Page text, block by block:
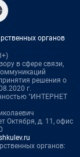
органов
в сфере связи,
решения о
г.
"ИНТЕРНЕТ
Октября, д. 11, офис
органов: